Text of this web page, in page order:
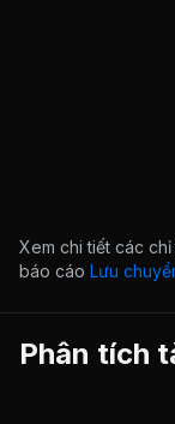
Xem chi tiết các
báo cáo Lưu
Phân tích